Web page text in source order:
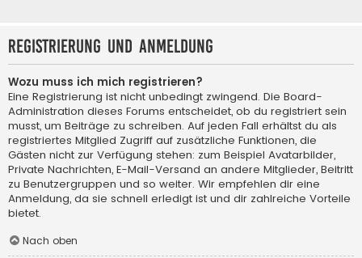
Registrierung und Anmeldung
Wozu muss ich mich registrieren?
Eine Registrierung ist nicht unbedingt zwingend. Die Board-
Administration dieses Forums entscheidet, ob du registriert sein
musst, um Beiträge zu schreiben. Auf jeden Fall erhältst du als
registriertes Mitglied Zugriff auf zusätzliche Funktionen, die
Gästen nicht zur Verfügung stehen: zum Beispiel Avatarbilder,
Private Nachrichten, E-Mail-Versand an andere Mitglieder, Beitritt
zu Benutzergruppen und so weiter. Wir empfehlen dir eine
Anmeldung, da sie schnell erledigt ist und dir zahlreiche Vorteile
bietet.
Nach oben